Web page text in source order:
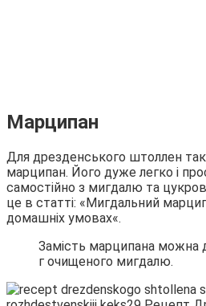
Марципан
Для дрезденського штоллен
марципан. Його дуже легко і
самостійно з мигдалю та
це в статті: «Мигдальний
домашніх умовах«.
Замість марципана можна
г очищеного мигдалю.